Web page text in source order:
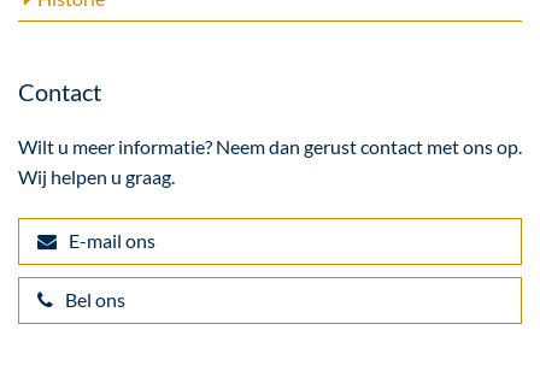
Contact
Wilt u meer informatie? Neem dan gerust contact met ons op.
Wij helpen u graag.
E-mail ons
Bel ons